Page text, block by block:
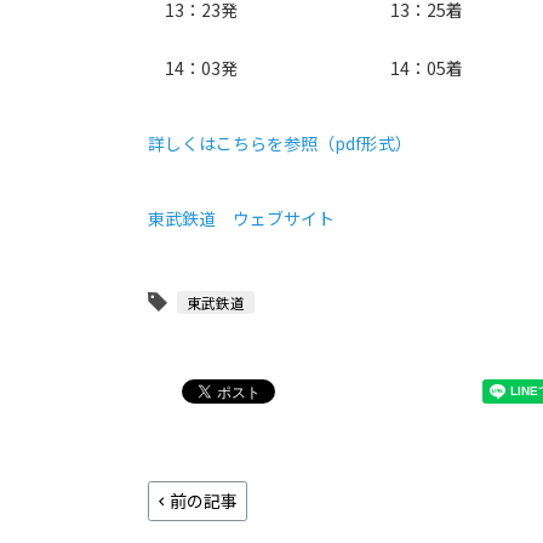
13：23発 13：25着
14：03発 14：05着
詳しくはこちらを参照（pdf形式）
東武鉄道 ウェブサイト
東武鉄道
前の記事